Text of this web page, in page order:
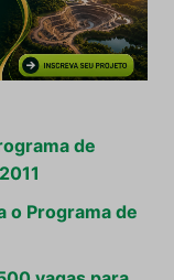
de
o Programa de